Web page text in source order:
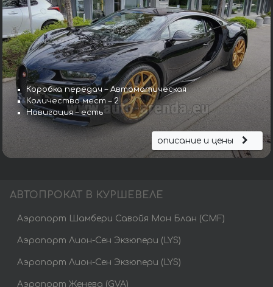
Коробка передач – Автоматическая
Количество мест – 2
Навигация – есть
описание и цены
АВТОПРОКАТ В КУРШЕВЕЛЕ
Аэропорт Шамбери Савойя Мон Блан (CMF)
Аэропорт Лион-Сен Экзюпери (LYS)
Аэропорт Лион-Сен Экзюпери (LYS)
Аэропорт Женева (GVA)